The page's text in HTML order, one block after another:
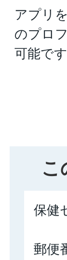
アプリ
のプロ
可能で
こ
保健
郵便